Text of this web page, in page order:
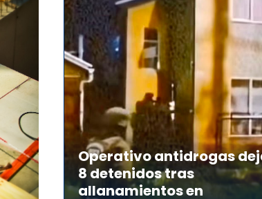
Operativo antidrogas
8 detenidos tras
allanamientos en